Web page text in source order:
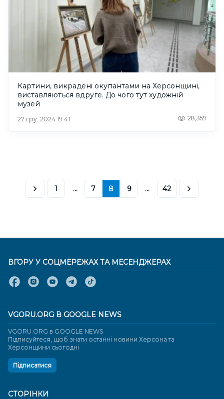
Картини, викрадені окупантами на Херсонщині,
виставляються вдруге. До чого тут художній
музей
27 гру. 2024 19:41 28,359
1 ... 7 8 9 ... 42
СТОРІНКИ
ВГОРУ У СОЦМЕРЕЖАХ ТА МЕСЕНДЖЕРАХ
VGORU.ORG В GOOGLE NEWS
VGORU.ORG в GOOGLE NEWS
Підписуйтеся, щоб знати останні новини Херсона та
Херсонщини сьогодні
Підписатися